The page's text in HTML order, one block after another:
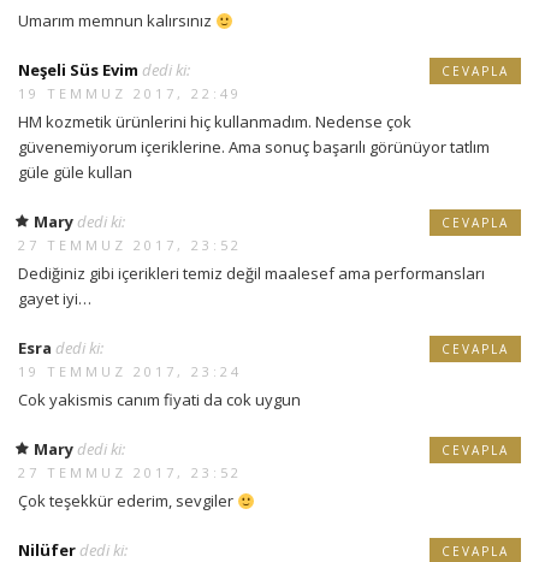
Umarım memnun kalırsınız
Neşeli Süs Evim dedi ki:
19 TEMMUZ 2017, 22:49
HM kozmetik ürünlerini hiç kullanmadım. Nedense çok
güvenemiyorum içeriklerine. Ama sonuç başarılı görünüyor tatlım
güle güle kullan
CEVAPLA
Mary dedi ki:
27 TEMMUZ 2017, 23:52
Dediğiniz gibi içerikleri temiz değil maalesef ama performansları
gayet iyi…
CEVAPLA
Esra dedi ki:
19 TEMMUZ 2017, 23:24
Cok yakismis canım fiyati da cok uygun
CEVAPLA
Mary dedi ki:
27 TEMMUZ 2017, 23:52
Çok teşekkür ederim, sevgiler
CEVAPLA
Nilüfer dedi ki: CEVAPLA